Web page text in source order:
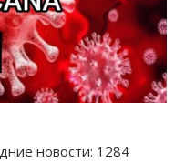
новости: 1284